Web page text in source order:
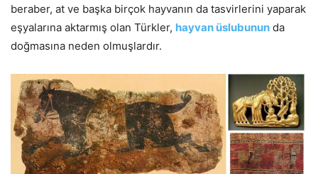
beraber, at ve başka birçok hayvanın da tasvirlerini yaparak
eşyalarına aktarmış olan Türkler, hayvan üslubunun da
doğmasına neden olmuşlardır.